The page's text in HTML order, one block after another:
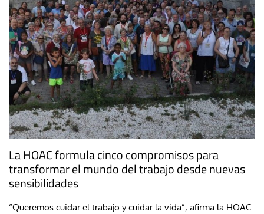
La HOAC formula cinco compromisos para
transformar el mundo del trabajo desde nuevas
sensibilidades
“Queremos cuidar el trabajo y cuidar la vida”, afirma la HOAC